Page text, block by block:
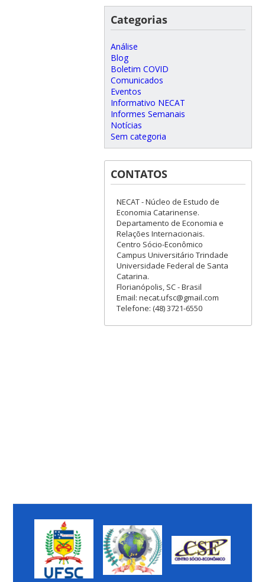
Categorias
Análise
Blog
Boletim COVID
Comunicados
Eventos
Informativo NECAT
Informes Semanais
Notícias
Sem categoria
CONTATOS
NECAT - Núcleo de Estudo de
Economia Catarinense.
Departamento de Economia e
Relações Internacionais.
Centro Sócio-Econômico
Campus Universitário Trindade
Universidade Federal de Santa
Catarina.
Florianópolis, SC - Brasil
Email: necat.ufsc@gmail.com
Telefone: (48) 3721-6550